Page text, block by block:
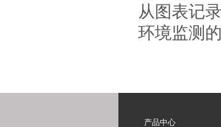
从图表记
环境监测
产品中心